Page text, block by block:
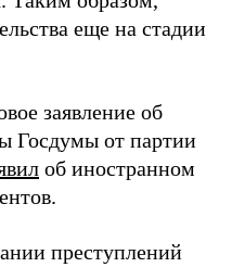
еще на стадии
заявление об
Госдумы от партии
об иностранном
преступлений